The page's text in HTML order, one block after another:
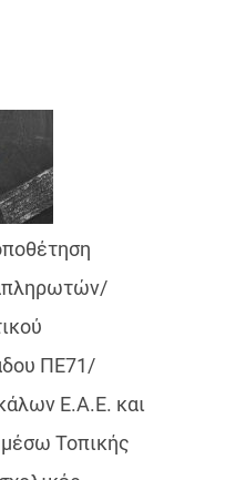
ΠΕ71/
Ε.Α.Ε. και
Τοπικής